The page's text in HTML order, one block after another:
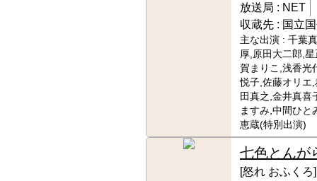
放送局 : NET
収蔵先 : 国立
主な出演 : 千葉
厚,原田大二郎,
賀まりこ,浅香光
悦子,佐藤オリエ
田真之,金井真喜
ますみ,中間ひと
恵蔵(特別出演)
七色とんが
[怒れ おふくろ]